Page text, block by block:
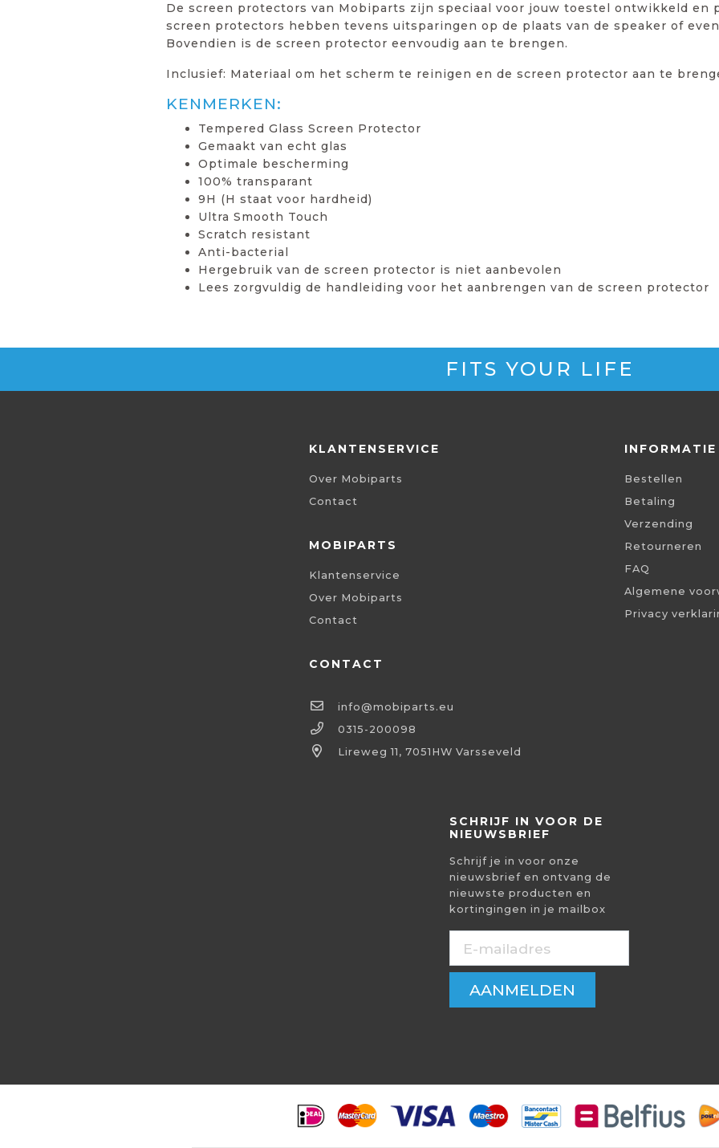
De screen protectors van Mobiparts zijn speciaal voor jouw toestel ontwikkeld en
screen protectors hebben tevens uitsparingen op de plaats van de speaker of
Bovendien is de screen protector eenvoudig aan te brengen.
Inclusief: Materiaal om het scherm te reinigen en de screen protector aan te
KENMERKEN:
Tempered Glass Screen Protector
Gemaakt van echt glas
Optimale bescherming
100% transparant
9H (H staat voor hardheid)
Ultra Smooth Touch
Scratch resistant
Anti-bacterial
Hergebruik van de screen protector is niet aanbevolen
Lees zorgvuldig de handleiding voor het aanbrengen van de screen protector
FITS YOUR LIFE
KLANTENSERVICE
Over Mobiparts
Contact
MOBIPARTS
Klantenservice
Over Mobiparts
Contact
CONTACT
info@mobiparts.eu
0315-200098
Lireweg 11, 7051HW Varsseveld
INFORMATIE
Bestellen
Betaling
Verzending
Retourneren
FAQ
Algemene
Privacy
SCHRIJF IN VOOR DE
NIEUWSBRIEF
Schrijf je in voor onze
nieuwsbrief en ontvang de
nieuwste producten en
kortingingen in je mailbox
AANMELDEN